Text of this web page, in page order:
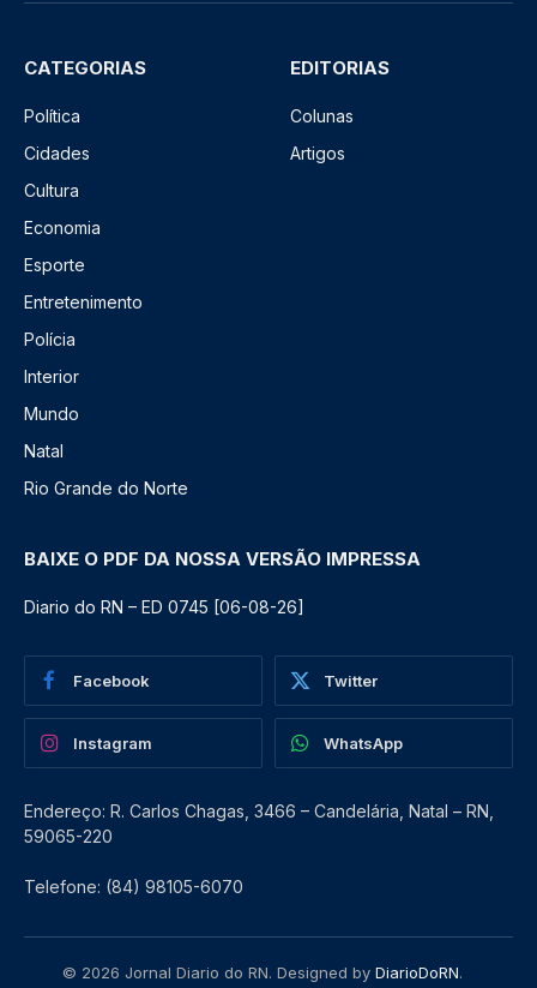
CATEGORIAS
Política
Cidades
Cultura
Economia
Esporte
Entretenimento
Polícia
Interior
Mundo
Natal
Rio Grande do Norte
EDITORIAS
Colunas
Artigos
BAIXE O PDF DA NOSSA VERSÃO IMPRESSA
Diario do RN – ED 0745 [06-08-26]
Facebook Twitter
Instagram WhatsApp
Endereço: R. Carlos Chagas, 3466 – Candelária, Natal – RN,
59065-220
Telefone: (84) 98105-6070
© 2026 Jornal Diario do RN. Designed by DiarioDoRN.